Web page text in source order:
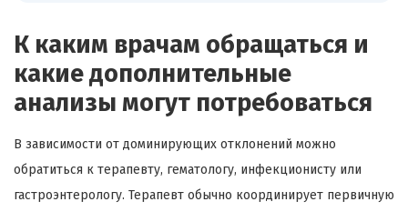
К каким врачам обращаться и
какие дополнительные
анализы могут потребоваться
В зависимости от доминирующих отклонений можно
обратиться к терапевту, гематологу, инфекционисту или
гастроэнтерологу. Терапевт обычно координирует первичную